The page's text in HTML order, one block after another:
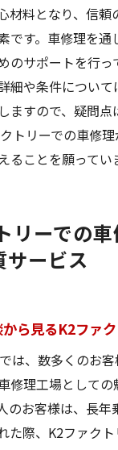
材料となり、信頼
です。車修理を通
のサポートを行
細や条件につい
ますので、疑問点
トリーでの車修
ることを願ってい
リーでの
サービス
ら見るK2ファ
は、数多くのお
修理工場としての
のお客様は、長年
た際、K2ファク